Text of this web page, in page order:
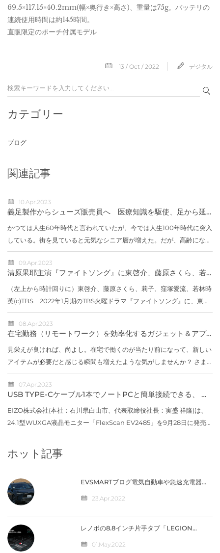
69.5×117.15×40.2mm(幅×奥行き×高さ)、重量は75g。バッテリの
連続使用時間は約145時間。
直販限定のポーチ付属モデル
13 / Oct / 2022 デジタル
カテゴリー
ブログ
関連記事
10.Apr.2023
義足製作からシューズ販売員へ 医療知識を駆使、足から延
かつては人生60年時代と言われていたが、今では人生100年時代に突入
している。街を見ていると元気なシニア層が増えた。だが、高齢になる
と足腰の強さが寿命にも直結してくるらしい。高齢者に限らず、少々歩
きにくい...
09.Apr.2023
清原果耶主演『ファイトソング』に東啓介、藤原さくら、若
（左上から時計回りに）東啓介、藤原さくら、莉子、窪塚愛流、若林時
英(c)TBS 2022年1月期のTBS火曜ドラマ『ファイトソング』に、東啓
介、藤原さくら、若林時英、窪塚愛流、莉子が出演することが決定し
た。【写真】...
08.Apr.2023
在宅勤務（リモートワーク）を効率化するガジェット＆アプ
見栄えが良ければ、尚よし。在宅で働くのが当たり前になって、新しい
アイテムが必要だと感じる瞬間も増えたような気がしませんか？ さま
ざまなガジェットを徹底比較してオススメを提案してくれることで大人
気の米国...
07.Apr.2023
USB TYPE-Cケーブル1本でノートPCと簡単接続できる、 縦
EIZO株式会社(本社：石川県白山市、代表取締役社長：実盛 祥隆)は、
24.1型WUXGA液晶モニター「FlexScan EV2485」を9月28日に発売し
定めていません。...
ホット記事
EVSMARTブログ電気自動車や急速充電器を
『BZ4X』／バッテリー残量の％表示なし
【編集部】 人気記事 最近の投稿 カテゴリー
23.Apr.2022
レノボの8.8インチ片手タブ「LEGION
か】01.May.2022